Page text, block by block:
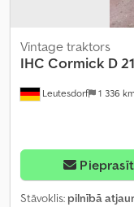
Leutesdorf 1 336 km
Vintage traktors
IHC Cormick D
Pieprasīt
Stāvoklis: pilnībā